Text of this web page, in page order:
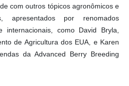
com outros tópicos agronômicos e
apresentados por renomados
internacionais, como David Bryla,
de Agricultura dos EUA, e Karen
da Advanced Berry Breeding